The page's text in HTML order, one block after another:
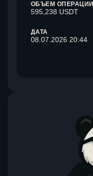
ОБЪЕМ ОПЕРАЦИИ
595,238 USDT
ДАТА
08.07.2026 20:44